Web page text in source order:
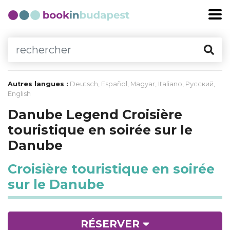
Autres langues : Deutsch, Español , Magyar, Italiano, Русский,
English
Danube Legend Croisière
touristique en soirée sur le
Danube
Croisière touristique en soirée
sur le Danube
RÉSERVER